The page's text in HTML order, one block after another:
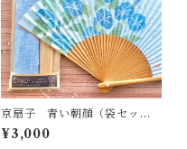
京扇子 青い朝顔（袋セッ
ト）送料無料
¥3,000